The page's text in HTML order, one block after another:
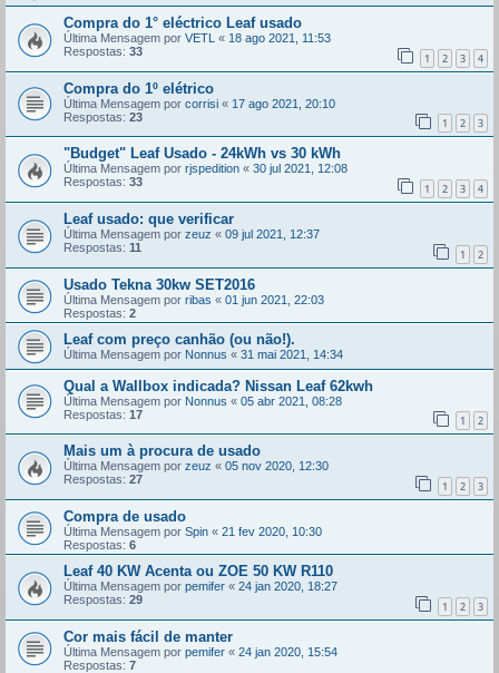
Compra do 1° eléctrico Leaf usado
Última Mensagem por VETL « 18 ago 2021, 11:53
Respostas: 33 1 2 3 4
Compra do 1º elétrico
Última Mensagem por corrisi « 17 ago 2021, 20:10
Respostas: 23 1 2 3
"Budget" Leaf Usado - 24kWh vs 30 kWh
Última Mensagem por rjspedition « 30 jul 2021, 12:08
Respostas: 33 1 2 3 4
Leaf usado: que verificar
Última Mensagem por zeuz « 09 jul 2021, 12:37
Respostas: 11 1 2
Usado Tekna 30kw SET2016
Última Mensagem por ribas « 01 jun 2021, 22:03
Respostas: 2
Leaf com preço canhão (ou não!).
Última Mensagem por Nonnus « 31 mai 2021, 14:34
Qual a Wallbox indicada? Nissan Leaf 62kwh
Última Mensagem por Nonnus « 05 abr 2021, 08:28
Respostas: 17 1 2
Mais um à procura de usado
Última Mensagem por zeuz « 05 nov 2020, 12:30
Respostas: 27 1 2 3
Compra de usado
Última Mensagem por Spin « 21 fev 2020, 10:30
Respostas: 6
Leaf 40 KW Acenta ou ZOE 50 KW R110
Última Mensagem por pemifer « 24 jan 2020, 18:27
Respostas: 29 1 2 3
Cor mais fácil de manter
Última Mensagem por pemifer « 24 jan 2020, 15:54
Respostas: 7